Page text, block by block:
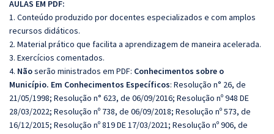
AULAS EM PDF:
1. Conteúdo produzido por docentes especializados e com amplos
recursos didáticos.
2. Material prático que facilita a aprendizagem de maneira acelerada.
3. Exercícios comentados.
4. Nãoserão ministrados em PDF: Conhecimentos sobre o
Município. Em Conhecimentos Específicos: Resolução n° 26, de
21/05/1998; Resolução n° 623, de 06/09/2016; Resolução nº 948 DE
28/03/2022; Resolução nº 738, de 06/09/2018; Resolução nº 573, de
16/12/2015; Resolução nº 819 DE 17/03/2021; Resolução nº 906, de